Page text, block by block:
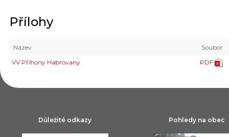
Přílohy
Název
Soubor
VV Příhony Habrovany
PDF
Důležité odkazy Pohledy na obec